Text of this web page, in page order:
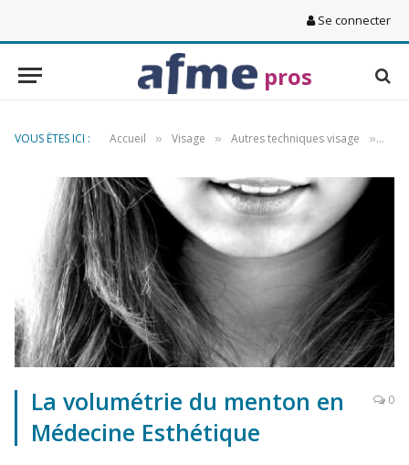
Se connecter
pros
VOUS ÊTES ICI : Accueil » Visage » Autres techniques visage »
La volumétrie du menton en
Médecine Esthétique
0